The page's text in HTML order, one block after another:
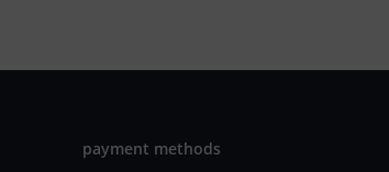
payment methods